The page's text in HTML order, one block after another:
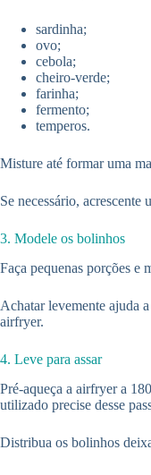
sardinha;
ovo;
cebola;
cheiro-verde;
farinha;
fermento;
temperos.
Misture até formar uma
Se necessário,
3. Modele os bolinhos
Faça pequenas porções e
Achatar levemente ajuda
airfryer.
4. Leve para assar
Pré-aqueça a airfryer a
utilizado precise desse
Distribua os bolinhos